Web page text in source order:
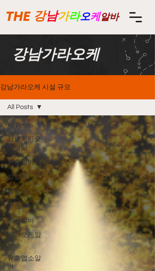
강남가라오케알바
THE
강남가라오케
강남가라오케 시설 규모
All Posts
강남가라오
케알바
유흥알바
밤알바
룸알바
주점알바
여성알바
가라오케알
바
유흥업소알
바
All Posts